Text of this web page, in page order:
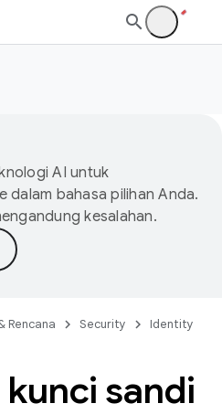
AI untuk
dalam bahasa pilihan Anda.
kesalahan.
Rencana Security
Identity
sandi